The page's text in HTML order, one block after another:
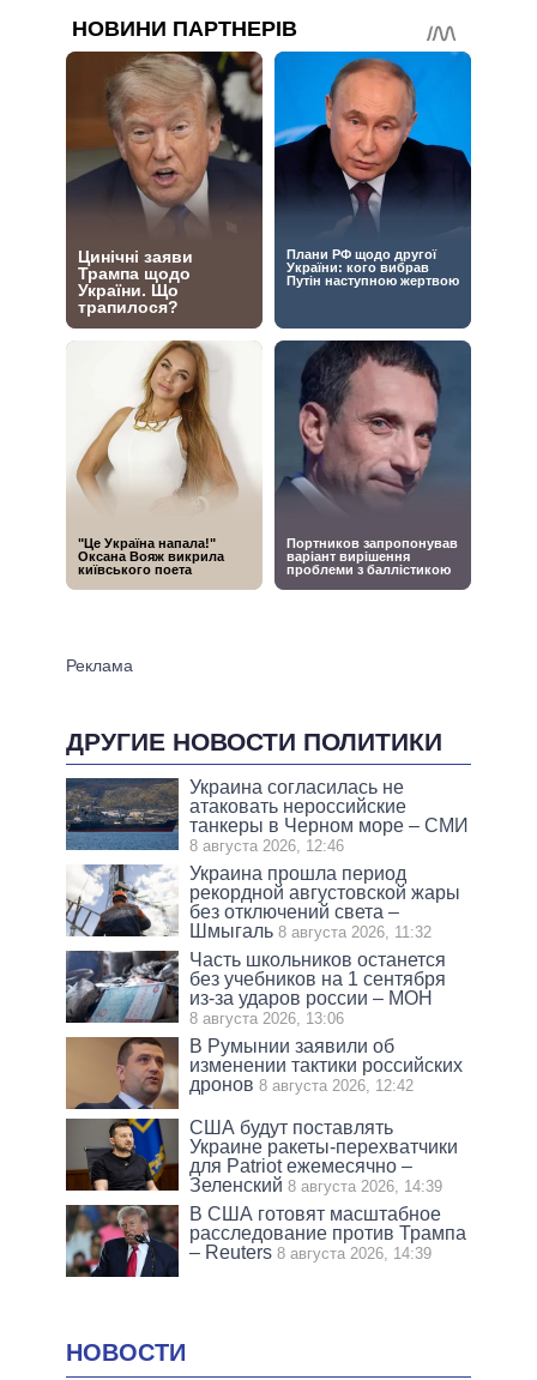
ДРУГИЕ НОВОСТИ ПОЛИТИКИ
Украина согласилась не
атаковать нероссийские
танкеры в Черном море – СМИ
8 августа 2026, 12:46
Украина прошла период
рекордной августовской жары
без отключений света –
Шмыгаль 8 августа 2026, 11:32
Часть школьников останется
без учебников на 1 сентября
из-за ударов россии – МОН
8 августа 2026, 13:06
В Румынии заявили об
изменении тактики российских
дронов 8 августа 2026, 12:42
США будут поставлять
Украине ракеты-перехватчики
для Patriot ежемесячно –
Зеленский 8 августа 2026, 14:39
В США готовят масштабное
расследование против Трампа
– Reuters 8 августа 2026, 14:39
НОВОСТИ